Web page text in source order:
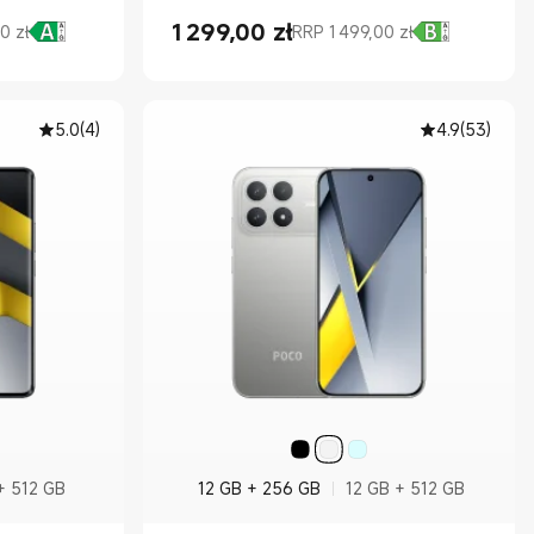
zł 1 299,00 zł
Current Price zł1299.00
RRP 1 499,00 zł
Cena rynkowa 1 499,00 zł
5.0(4)
512 GB
4.9(53)
12 GB + 256 GB 12 GB + 512 GB